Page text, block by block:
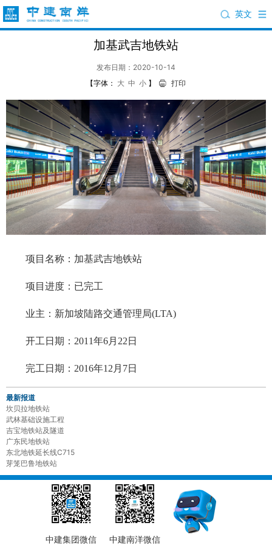
英文
加基武吉地铁站
发布日期：2020-10-14
【字体： 大 中 小 】 打印
项目名称：加基武吉地铁站
项目进度：已完工
业主：新加坡陆路交通管理局(LTA)
开工日期：2011年6月22日
完工日期：2016年12月7日
最新报道
坎贝拉地铁站
武林基础设施工程
吉宝地铁站及隧道
广东民地铁站
东北地铁延长线C715
芽笼巴鲁地铁站
中建集团微信 中建南洋微信